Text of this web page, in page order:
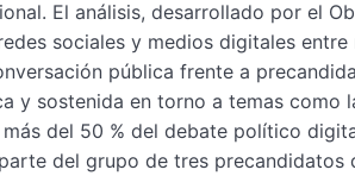
El análisis, desarrollado por el
sociales y medios digitales
pública frente a
y sostenida en torno a temas como
del 50 % del debate político
del grupo de tres precandidatos